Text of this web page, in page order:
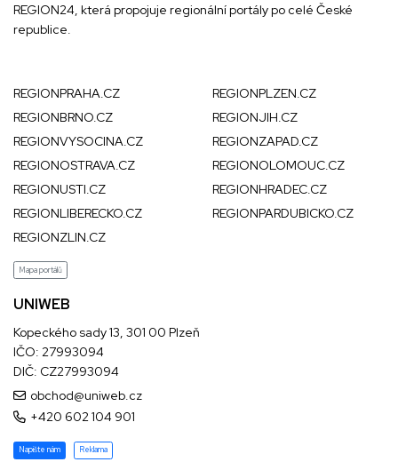
REGION24, která propojuje regionální portály po celé České
republice.
REGIONPRAHA.CZ
REGIONPLZEN.CZ
REGIONBRNO.CZ
REGIONJIH.CZ
REGIONVYSOCINA.CZ
REGIONZAPAD.CZ
REGIONOSTRAVA.CZ
REGIONOLOMOUC.CZ
REGIONUSTI.CZ
REGIONHRADEC.CZ
REGIONLIBERECKO.CZ
REGIONPARDUBICKO.CZ
REGIONZLIN.CZ
Mapa portálů
UNIWEB
Kopeckého sady 13, 301 00 Plzeň
IČO: 27993094
DIČ: CZ27993094
obchod@uniweb.cz
+420 602 104 901
Napište nám Reklama